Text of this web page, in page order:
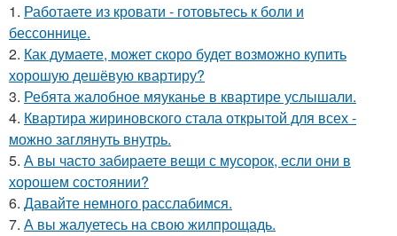
1. Работаете из кровати - готовьтесь к боли и
бессоннице.
2. Как думаете, может скоро будет возможно купить
хорошую дешёвую квартиру?
3. Ребята жалобное мяуканье в квартире услышали.
4. Квартира жириновского стала открытой для всех -
можно заглянуть внутрь.
5. А вы часто забираете вещи с мусорок, если они в
хорошем состоянии?
6. Давайте немного расслабимся.
7. А вы жалуетесь на свою жилпрощадь.